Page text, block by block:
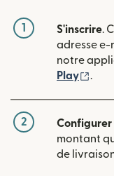
1 S'inscrire.
adresse e-
notre
Play
.
2
montant
de